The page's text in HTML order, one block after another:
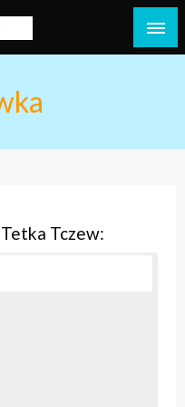
Tczew: